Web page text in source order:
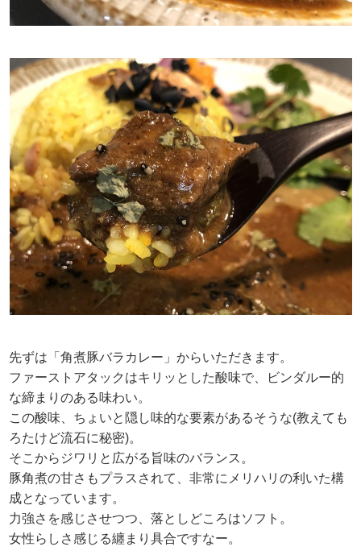
先ずは「角煮豚バラカレー」からいただきます。
ファーストアタックはキリッとした酸味で、ビンダルー的
な締まりのある味わい。
この酸味、ちょいと隠し味的な要素があるそうな(教えても
ろたけど流石に秘密)。
そこからジワリと広がる旨味のバランス。
豚角煮の甘さもプラスされて、非常にメリハリの利いた構
成となっています。
力強さを感じさせつつ、落としどころはソフト。
女性らしさ感じる纏まり具合ですなー。